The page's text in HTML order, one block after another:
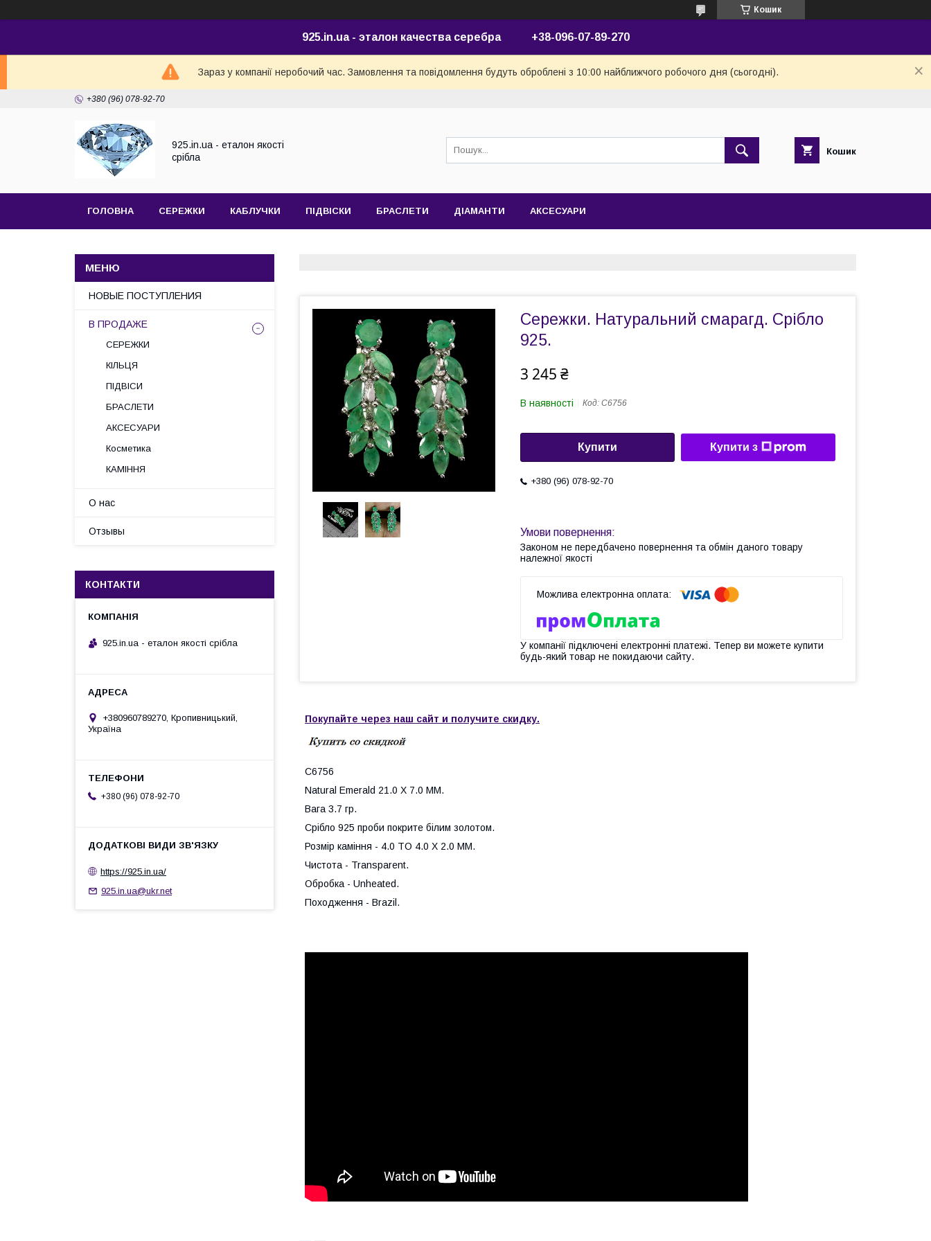
Кошик
925.in.ua - эталон качества серебра +38-096-07-89-270
Зараз у компанії неробочий час. Замовлення та повідомлення будуть оброблені з 10:00 найближчого робочого дня (сьогодні).
+380 (96) 078-92-70
925.in.ua - еталон якості
срібла
Кошик
ГОЛОВНА СЕРЕЖКИ КАБЛУЧКИ ПІДВІСКИ БРАСЛЕТИ ДІАМАНТИ АКСЕСУАРИ
Сережки. Натуральний смарагд. Срібло
925.
3 245 ₴
В наявності Код: С6756
Купити Купити з
+380 (96) 078-92-70
Законом не передбачено повернення та обмін даного товару
належної якості
У компанії підключені електронні платежі. Тепер ви можете купити
будь-який товар не покидаючи сайту.
Покупайте через наш сайт и получите скидку.
С6756
Natural Emerald 21.0 X 7.0 MM.
Вага 3.7 гр.
Срібло 925 проби покрите білим золотом.
Розмір каміння - 4.0 TO 4.0 X 2.0 MM.
Чистота - Transparent.
Обробка - Unheated.
Походження - Brazil.
НОВЫЕ ПОСТУПЛЕНИЯ
В ПРОДАЖЕ
СЕРЕЖКИ
КІЛЬЦЯ
ПІДВІСИ
БРАСЛЕТИ
АКСЕСУАРИ
Косметика
КАМІННЯ
О нас
Отзывы
КОНТАКТИ
925.in.ua - еталон якості срібла
+380960789270, Кропивницький,
Україна
+380 (96) 078-92-70
https://925.in.ua/
925.in.ua@ukr.net